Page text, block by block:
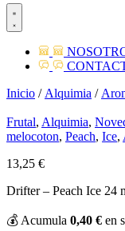
Inicio / Alquimia /
Frutal, Alquimia,
melocoton, Peach, Ice,
13,25 €
Drifter – Peach Ice 24
💰 Acumula 0,40 € en